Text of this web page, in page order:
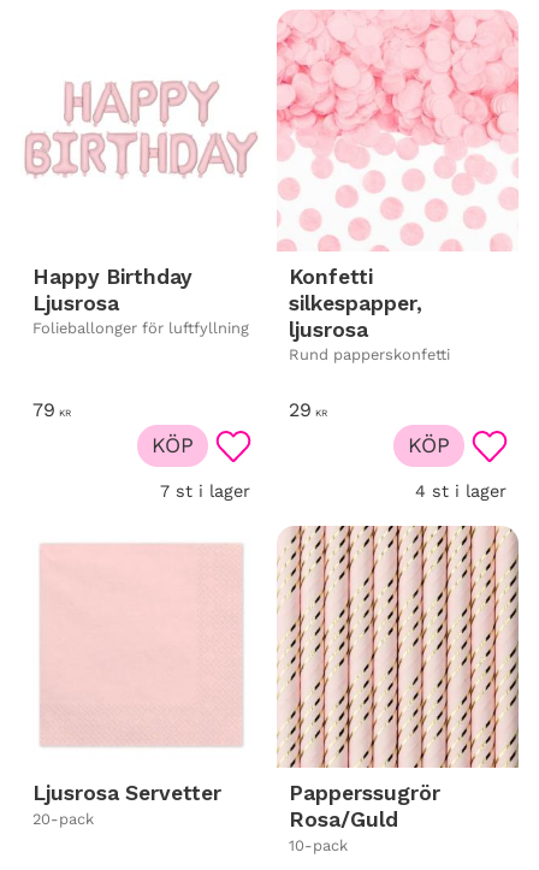
Happy Birthday
Ljusrosa
Folieballonger för luftfyllning
79 KR
Lägg till i favoriter
7 st i lager
KÖP
Konfetti
silkespapper,
ljusrosa
Rund papperskonfetti
29 KR
4 st i lager
KÖP
Ljusrosa Servetter
20-pack
Papperssugrör
Rosa/Guld
10-pack